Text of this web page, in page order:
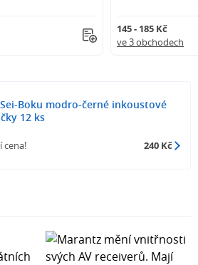
145 - 185 Kč
ve 3 obchodech
Boku modro-černé inkoustové
12 ks
cena! 240 Kč